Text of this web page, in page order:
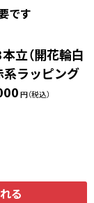
です
立（開花輪白
系ラッピング
円（税込）
る